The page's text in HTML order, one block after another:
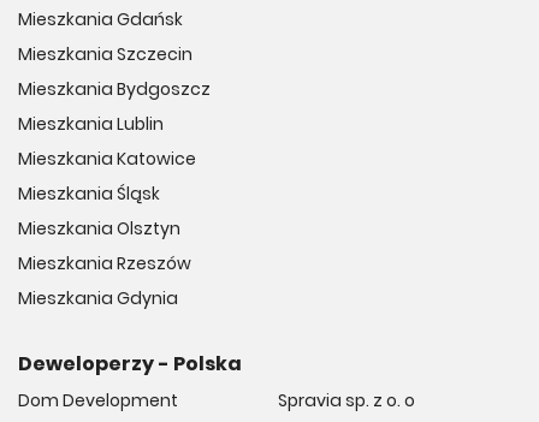
Mieszkania Gdańsk
Mieszkania Szczecin
Mieszkania Bydgoszcz
Mieszkania Lublin
Mieszkania Katowice
Mieszkania Śląsk
Mieszkania Olsztyn
Mieszkania Rzeszów
Mieszkania Gdynia
Deweloperzy - Polska
Dom Development
Spravia sp. z o. o